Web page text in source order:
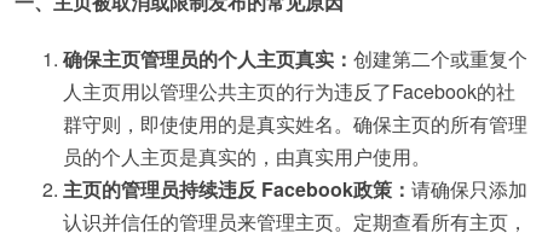
确保主页管理员的个人主页真实： 创建第二个或重复个
人主页用以管理公共主页的行为违反了Facebook的社
群守则，即使使用的是真实姓名。确保主页的所有管理
员的个人主页是真实的，由真实用户使用。
主页的管理员持续违反 Facebook政策： 请确保只添加
认识并信任的管理员来管理主页。定期查看所有主页，